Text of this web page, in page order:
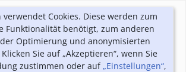
verwendet Cookies. Diese werden zum
Funktionalität benötigt, zum anderen
Optimierung und anonymisierten
Sie auf „Akzeptieren“, wenn Sie
zustimmen oder auf„Einstellungen“,